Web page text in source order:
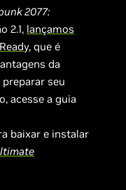
2077:
2.1, lançamos
, que é
da
seu
acesse a guia
baixar e instalar